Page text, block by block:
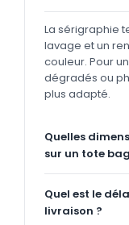
La sérigraphie
lavage et un
couleur. Pour
dégradés ou
plus adapté.
Quelles
sur un tote
Quel est le
livraison ?